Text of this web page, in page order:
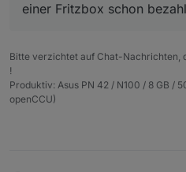
einer Fritzbox schon
Bitte verzichtet auf Chat-Nachrichten,
!
Produktiv: Asus PN 42 / N100 / 8 GB /
openCCU)